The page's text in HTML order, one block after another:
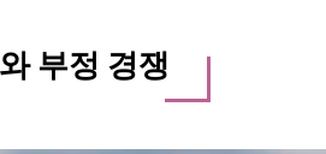
부정 경쟁